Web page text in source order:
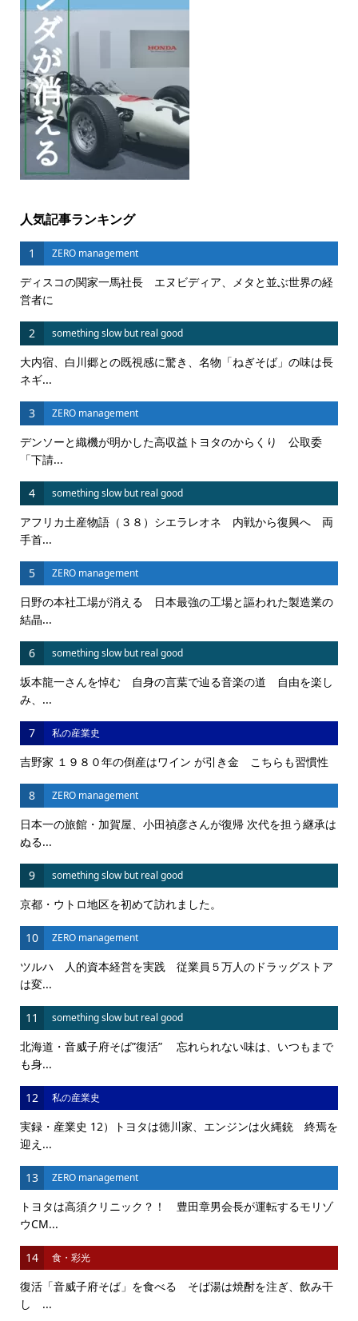
人気記事ランキング
1 ZERO management
ディスコの関家一馬社長 エヌビディア、メタと並ぶ世界の経
営者に
2 something slow but real good
大内宿、白川郷との既視感に驚き、名物「ねぎそば」の味は長
ネギ...
3 ZERO management
デンソーと織機が明かした高収益トヨタのからくり 公取委
「下請...
4 something slow but real good
アフリカ土産物語（３８）シエラレオネ 内戦から復興へ 両
手首...
5 ZERO management
日野の本社工場が消える 日本最強の工場と謳われた製造業の
結晶...
6 something slow but real good
坂本龍一さんを悼む 自身の言葉で辿る音楽の道 自由を楽し
み、...
7 私の産業史
吉野家 １９８０年の倒産はワイン が引き金 こちらも習慣性
8 ZERO management
日本一の旅館・加賀屋、小田禎彦さんが復帰 次代を担う継承は
ぬる...
9 something slow but real good
京都・ウトロ地区を初めて訪れました。
10 ZERO management
ツルハ 人的資本経営を実践 従業員５万人のドラッグストア
は変...
11 something slow but real good
北海道・音威子府そば”復活” 忘れられない味は、いつもまで
も身...
12 私の産業史
実録・産業史 12）トヨタは徳川家、エンジンは火縄銃 終焉を
迎え...
13 ZERO management
トヨタは高須クリニック？！ 豊田章男会長が運転するモリゾ
ウCM...
14 食・彩光
復活「音威子府そば」を食べる そば湯は焼酎を注ぎ、飲み干
し ...